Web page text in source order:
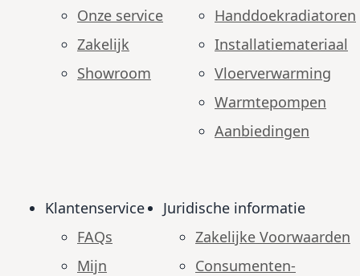
Onze service
Zakelijk
Showroom
Handdoekradiatoren
Installatiemateriaal
Vloerverwarming
Warmtepompen
Aanbiedingen
Klantenservice
FAQs
Mijn
Juridische informatie
Zakelijke Voorwaarden
Consumenten­